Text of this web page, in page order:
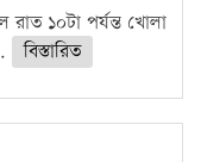
১০টা পর্যন্ত খোলা
বিস্তারিত